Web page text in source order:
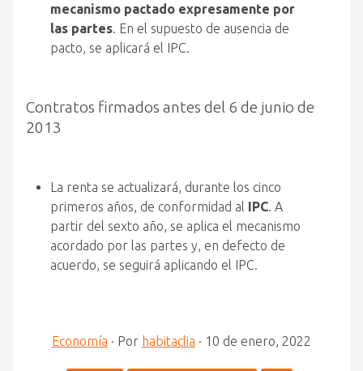
mecanismo pactado expresamente por
las partes . En el supuesto de ausencia de
pacto, se aplicará el IPC.
Contratos firmados antes del 6 de junio de
2013
La renta se actualizará, durante los cinco
primeros años, de conformidad al IPC. A
partir del sexto año, se aplica el mecanismo
acordado por las partes y, en defecto de
acuerdo, se seguirá aplicando el IPC.
Economía · Por habitaclia · 10 de enero, 2022